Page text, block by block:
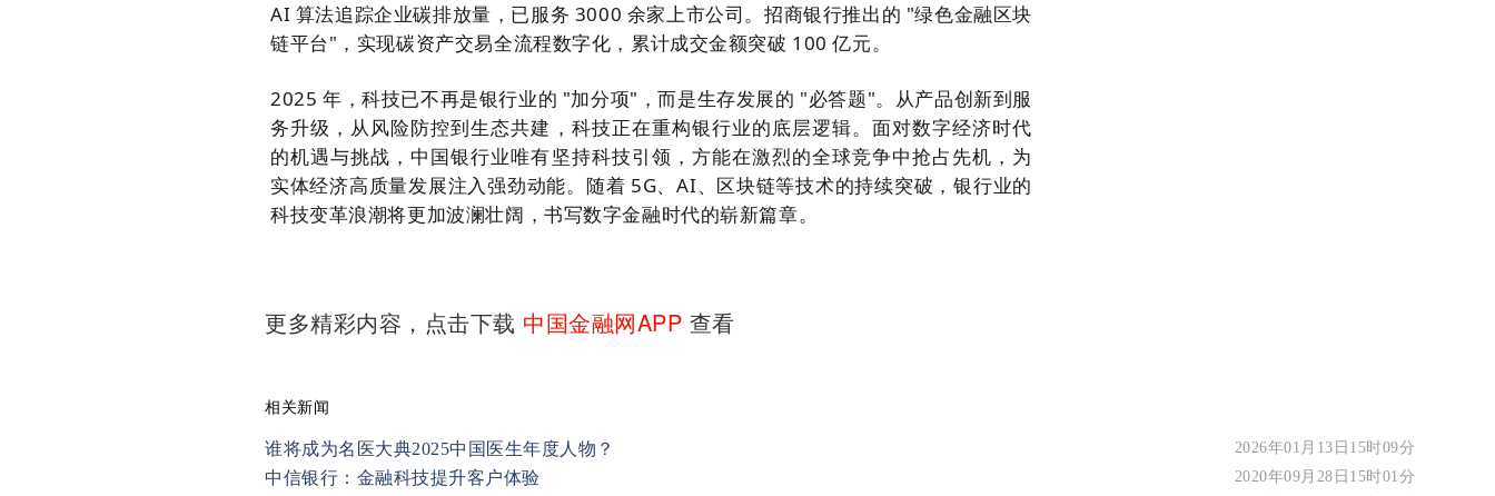
AI 算法追踪企业碳排放量，已服务 3000 余家上市公司。招商银行推出的 "绿色金融区块
链平台"，实现碳资产交易全流程数字化，累计成交金额突破 100 亿元。
2025 年，科技已不再是银行业的 "加分项"，而是生存发展的 "必答题"。从产品创新到服
务升级，从风险防控到生态共建，科技正在重构银行业的底层逻辑。面对数字经济时代
的机遇与挑战，中国银行业唯有坚持科技引领，方能在激烈的全球竞争中抢占先机，为
实体经济高质量发展注入强劲动能。随着 5G、AI、区块链等技术的持续突破，银行业的
科技变革浪潮将更加波澜壮阔，书写数字金融时代的崭新篇章。
更多精彩内容，点击下载 中国金融网APP 查看
相关新闻
谁将成为名医大典2025中国医生年度人物？ 2026年01月13日15时09分
中信银行：金融科技提升客户体验 2020年09月28日15时01分